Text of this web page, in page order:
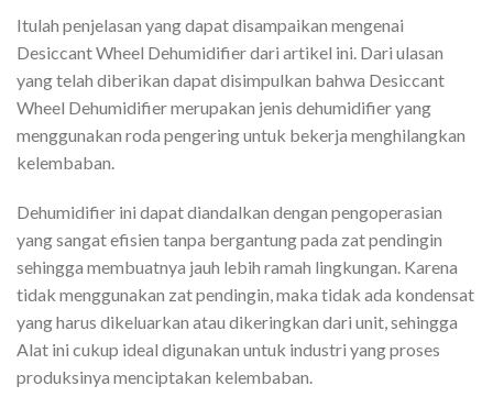
Itulah penjelasan yang dapat disampaikan mengenai
Desiccant Wheel Dehumidifier dari artikel ini. Dari ulasan
yang telah diberikan dapat disimpulkan bahwa Desiccant
Wheel Dehumidifier merupakan jenis dehumidifier yang
menggunakan roda pengering untuk bekerja menghilangkan
kelembaban.
Dehumidifier ini dapat diandalkan dengan pengoperasian
yang sangat efisien tanpa bergantung pada zat pendingin
sehingga membuatnya jauh lebih ramah lingkungan. Karena
tidak menggunakan zat pendingin, maka tidak ada kondensat
yang harus dikeluarkan atau dikeringkan dari unit, sehingga
Alat ini cukup ideal digunakan untuk industri yang proses
produksinya menciptakan kelembaban.